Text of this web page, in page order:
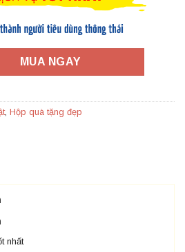
- Kích thước 30x20x10 số lượng
MUA NGAY
, Hộp quà tặng đẹp
nhất